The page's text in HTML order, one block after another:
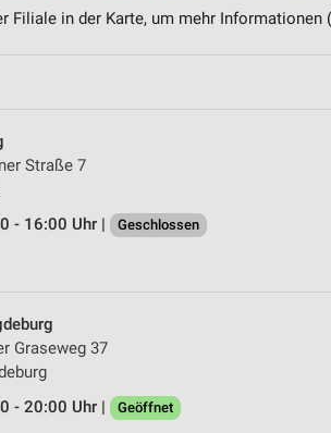
Filiale in der Karte, um mehr Informationen
Straße 7
- 16:00 Uhr |
Geschlossen
Graseweg 37
- 20:00 Uhr |
Geöffnet